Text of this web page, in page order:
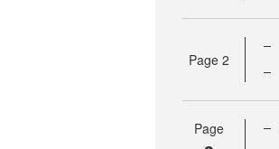
Page 2
Page